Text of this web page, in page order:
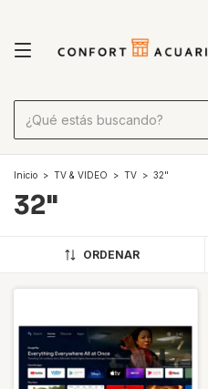
Inicio > TV & VIDEO > TV > 32"
32"
ORDENAR